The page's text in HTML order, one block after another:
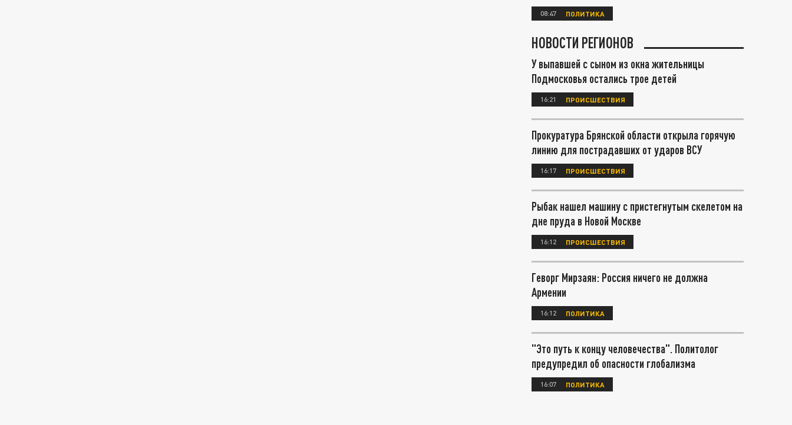
08:47 ПОЛИТИКА
НОВОСТИ РЕГИОНОВ
У выпавшей с сыном из окна жительницы
Подмосковья остались трое детей
16:21 ПРОИСШЕСТВИЯ
Прокуратура Брянской области открыла горячую
линию для пострадавших от ударов ВСУ
16:17 ПРОИСШЕСТВИЯ
Рыбак нашел машину с пристегнутым скелетом на
дне пруда в Новой Москве
16:12 ПРОИСШЕСТВИЯ
Геворг Мирзаян: Россия ничего не должна
Армении
16:12 ПОЛИТИКА
"Это путь к концу человечества". Политолог
предупредил об опасности глобализма
16:07 ПОЛИТИКА